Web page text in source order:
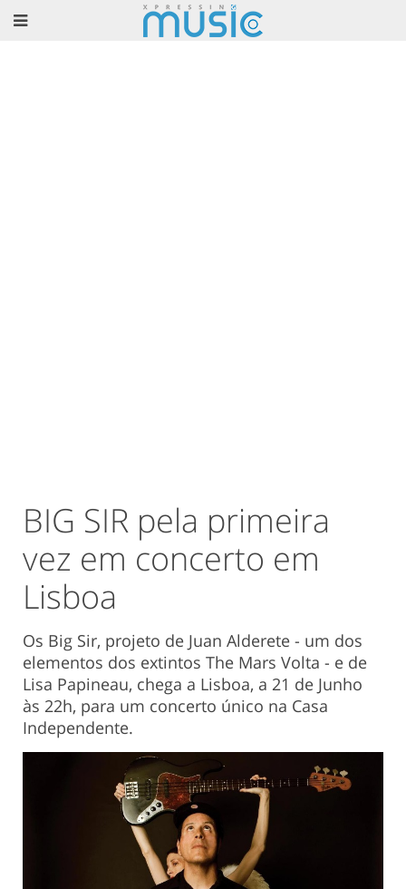
BIG SIR pela primeira
vez em concerto em
Lisboa
Os Big Sir, projeto de Juan Alderete - um dos
elementos dos extintos The Mars Volta - e de
Lisa Papineau, chega a Lisboa, a 21 de Junho
às 22h, para um concerto único na Casa
Independente.